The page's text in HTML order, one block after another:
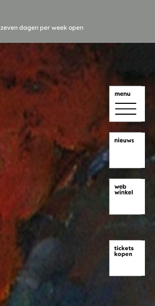
zeven dagen per week open